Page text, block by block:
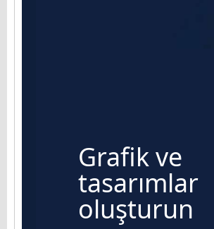
Grafik ve
tasarımlar
oluşturun